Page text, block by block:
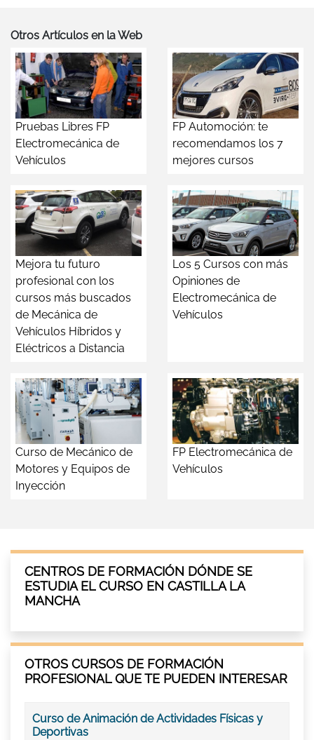
Otros Artículos en la Web
Pruebas Libres FP
Electromecánica de
Vehículos
FP Automoción: te
recomendamos los 7
mejores cursos
Mejora tu futuro
profesional con los
cursos más buscados
de Mecánica de
Vehículos Híbridos y
Eléctricos a Distancia
Los 5 Cursos con más
Opiniones de
Electromecánica de
Vehículos
Curso de Mecánico de
Motores y Equipos de
Inyección
FP Electromecánica de
Vehículos
CENTROS DE FORMACIÓN DÓNDE SE
ESTUDIA EL CURSO EN CASTILLA LA
MANCHA
OTROS CURSOS DE FORMACIÓN
PROFESIONAL QUE TE PUEDEN INTERESAR
Curso de Animación de Actividades Físicas y
Deportivas